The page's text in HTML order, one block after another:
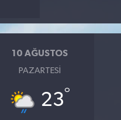
10 AĞUSTOS
PAZARTESI
23°